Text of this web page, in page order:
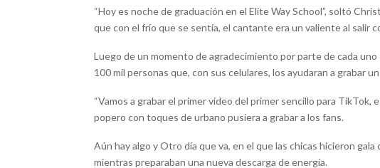
“Hoy es noche de graduación en el Elite Way School”, soltó
que con el frío que se sentía, el cantante era un valiente al salir
Luego de un momento de agradecimiento por parte de cada
100 mil personas que, con sus celulares, los ayudaran a grabar
“Vamos a grabar el primer video del primer sencillo para
popero con toques de urbano pusiera a grabar a los fans.
Aún hay algo y Otro día que va, en el que las chicas hicieron
mientras preparaban una nueva descarga de energía.